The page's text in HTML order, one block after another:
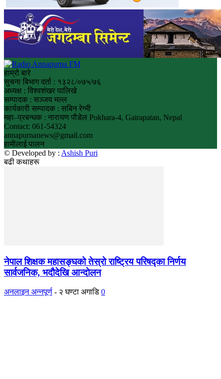
हाम्रो बारे
सुचना बिभाग दर्ता : १३२८/०७५/७६
अध्यक्ष : विश्वशंखर पालिखे
सम्पादक : सञ्जय मल्ल
कार्यकारी सम्पादक : सबिन रेग्मी
महा–प्रबन्धक : नारायण पौडेल Pokhara-4, Gairapatan, Nepal
Contact: 061-54324
annapurnanews@gmail.com
हामीलाई पालन
© Developed by : Ashish Puri
बढी कथाहरू
नेपाल शिक्षक महासङ्घको तेस्रो राष्ट्रिय परिषद्का निर्णय
सार्वजनिक, भदाैदेखि आन्दाेलन
अनलाइन अन्नपूर्ण - २ घण्टा अगाडि 0